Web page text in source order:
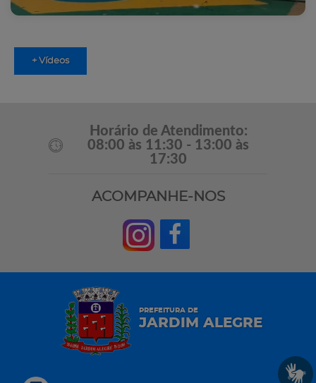
+ Vídeos
Horário de Atendimento:
08:00 às 11:30 - 13:00 às
17:30
ACOMPANHE-NOS
PREFEITURA DE
JARDIM ALEGRE